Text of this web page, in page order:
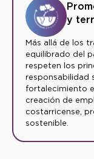
y
Más allá de los
equilibrado del
respeten los
responsabilidad
fortalecimiento
creación de
costarricense,
sostenible.